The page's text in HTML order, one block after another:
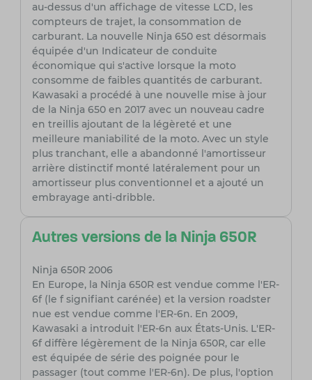
au-dessus d'un affichage de vitesse LCD, les
compteurs de trajet, la consommation de
carburant. La nouvelle Ninja 650 est désormais
équipée d'un Indicateur de conduite
économique qui s'active lorsque la moto
consomme de faibles quantités de carburant.
Kawasaki a procédé à une nouvelle mise à jour
de la Ninja 650 en 2017 avec un nouveau cadre
en treillis ajoutant de la légèreté et une
meilleure maniabilité de la moto. Avec un style
plus tranchant, elle a abandonné l'amortisseur
arrière distinctif monté latéralement pour un
amortisseur plus conventionnel et a ajouté un
embrayage anti-dribble.
Autres versions de la Ninja 650R
Ninja 650R 2006
En Europe, la Ninja 650R est vendue comme l'ER-
6f (le f signifiant carénée) et la version roadster
nue est vendue comme l'ER-6n. En 2009,
Kawasaki a introduit l'ER-6n aux États-Unis. L'ER-
6f diffère légèrement de la Ninja 650R, car elle
est équipée de série des poignée pour le
passager (tout comme l'ER-6n). De plus, l'option